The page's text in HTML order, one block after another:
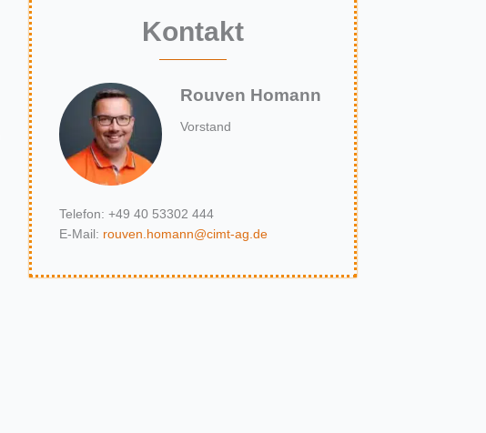
Kontakt
Rouven Homann
Vorstand
Telefon: +49 40 53302 444
E-Mail: rouven.homann@cimt-ag.de